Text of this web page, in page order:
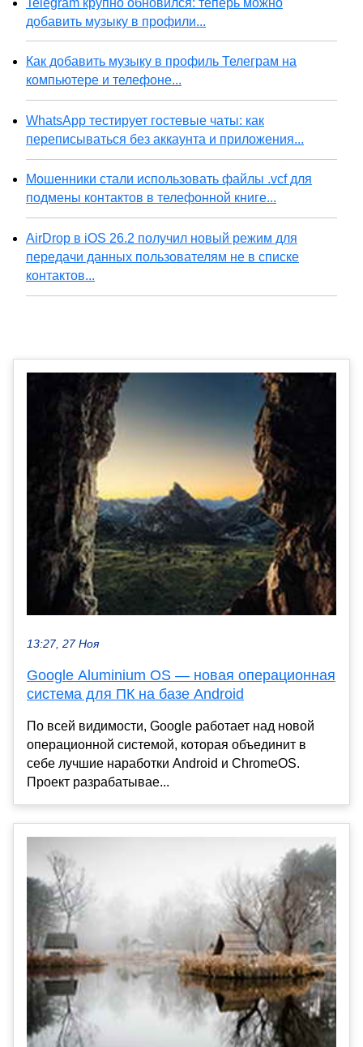
добавить музыку в профили...
Как добавить музыку в профиль Телеграм на
компьютере и телефоне...
WhatsApp тестирует гостевые чаты: как
переписываться без аккаунта и приложения...
Мошенники стали использовать файлы .vcf для
подмены контактов в телефонной книге...
AirDrop в iOS 26.2 получил новый режим для
передачи данных пользователям не в списке
контактов...
13:27, 27 Ноя
Google Aluminium OS — новая операционная
система для ПК на базе Android
По всей видимости, Google работает над новой
операционной системой, которая объединит в
себе лучшие наработки Android и ChromeOS.
Проект разрабатывае...